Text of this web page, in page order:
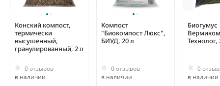
Конский компост,
термически
высушенный,
гранулированный, 2 л
0 отзывов
в наличии
Компост
"Биокомпост Люкс",
БИУД, 20 л
0 отзывов
в наличии
Биогумус
Технолог,
0
в наличии